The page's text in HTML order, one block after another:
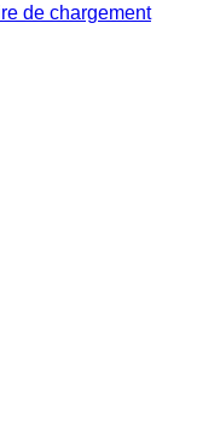
de chargement